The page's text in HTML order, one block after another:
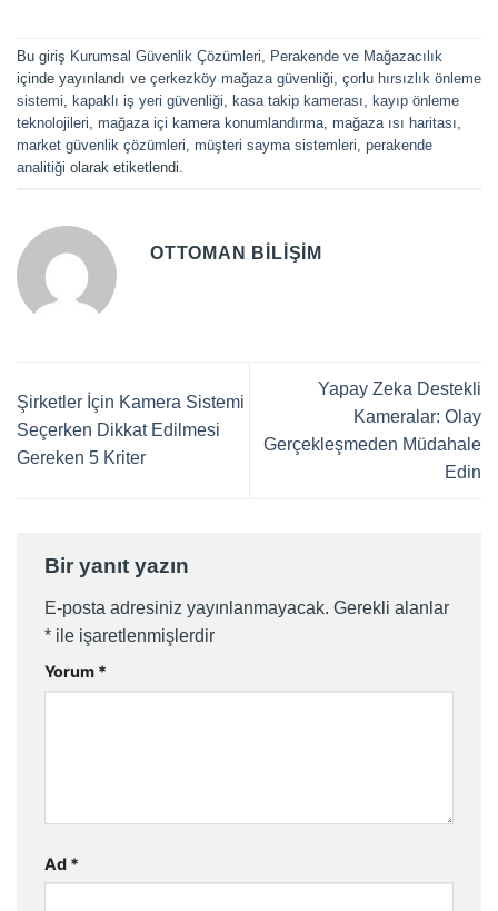
Bu giriş Kurumsal Güvenlik Çözümleri, Perakende ve Mağazacılık
içinde yayınlandı ve çerkezköy mağaza güvenliği, çorlu hırsızlık önleme
sistemi, kapaklı iş yeri güvenliği, kasa takip kamerası, kayıp önleme
teknolojileri, mağaza içi kamera konumlandırma, mağaza ısı haritası,
market güvenlik çözümleri, müşteri sayma sistemleri, perakende
analitiği olarak etiketlendi.
OTTOMAN BILIŞIM
Şirketler İçin Kamera Sistemi
Seçerken Dikkat Edilmesi
Gereken 5 Kriter
Yapay Zeka Destekli
Kameralar: Olay
Gerçekleşmeden Müdahale
Edin
Bir yanıt yazın
E-posta adresiniz yayınlanmayacak. Gerekli alanlar
* ile işaretlenmişlerdir
Yorum *
Ad *